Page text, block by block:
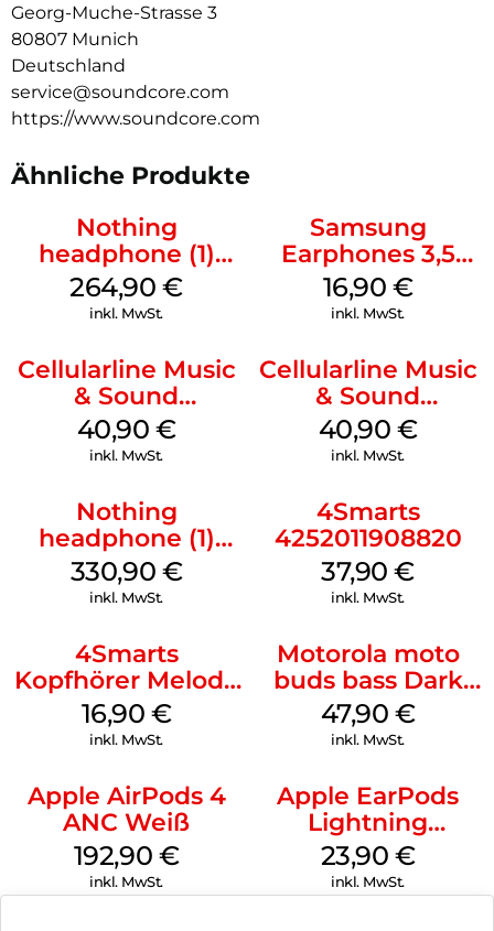
Schlafanalyse für bessere Erholung:
Ein G-Sensor in den Sleep A20 zeichnet deine
Schlafpositionen und Bewegungen auf. Zusammen mit der
Echtzeituhr erfolgt eine präzise Analyse der Schlafqualität,
die Einblicke in dein nächtliches Verhalten gibt.
Georg-Muche-Strasse 3
80807 Munich
Deutschland
service@soundcore.com
https://www.soundcore.com
Ähnliche Produkte
Nothing
headphone (1)
Weiß
264,90€
inkl. MwSt.
Samsung
Earphones 3,5
mm Schwarz
16,90 €
inkl. MwSt.
Cellularline Music
& Sound
Bluetooth
Headphone MAXI
40,90 €
inkl. MwSt.
Cellularline Music
& Sound
Bluetooth
Headphone MAXI
40,90 €
inkl. MwSt.
Nothing
headphone (1)
Schwarz
330,90 €
inkl. MwSt.
4Smarts
4252011908820
37,90€
inkl. MwSt.
4Smarts
Kopfhörer Melody
Digital USB-C
Weiß
16,90 €
inkl. MwSt.
Motorola moto
buds bass Dark
Shadow
47,90 €
inkl. MwSt.
Apple AirPods 4
ANC Weiß
192,90 €
inkl. MwSt.
Apple EarPods
Lightning
Anschluss Weiß
23,90 €
inkl. MwSt.